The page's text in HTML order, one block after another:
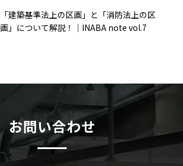
「建築基準法上の区画」と「消防法上の区
画」について解説！｜INABA note vol.7
お問い合わせ